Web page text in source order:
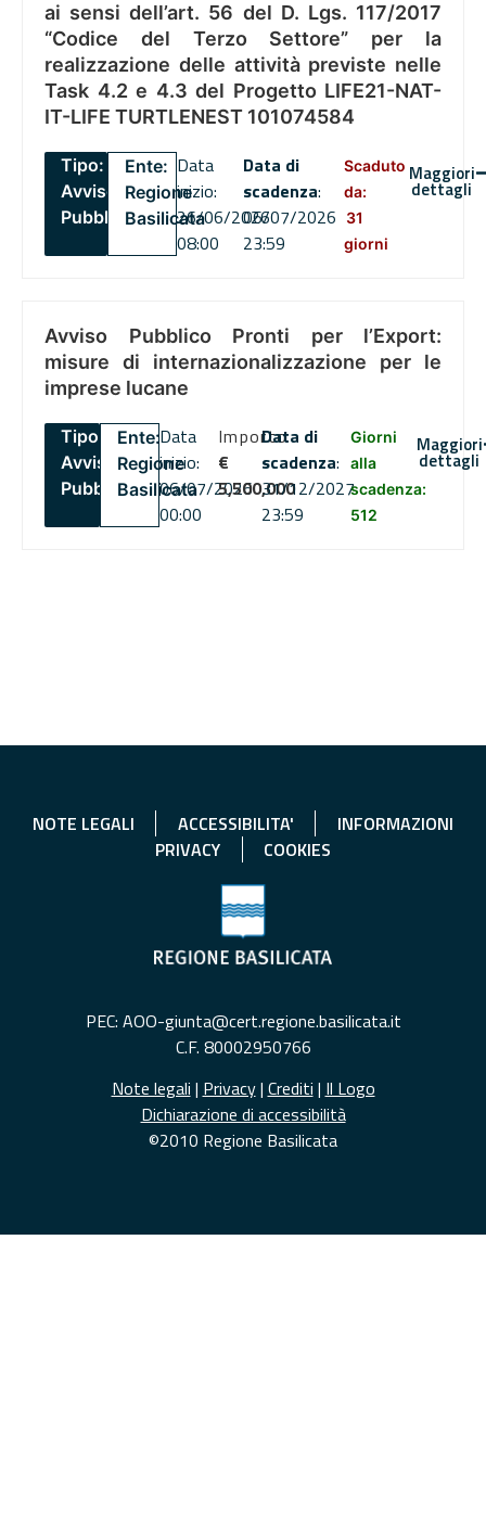
ai sensi dell’art. 56 del D. Lgs. 117/2017
“Codice del Terzo Settore” per la
realizzazione delle attività previste nelle
Task 4.2 e 4.3 del Progetto LIFE21-NAT-
IT-LIFE TURTLENEST 101074584
Tipo:
Avviso
Pubblico
Ente:
Regione
Basilicata
Data
inizio:
26/06/2026
08:00
Data di
scadenza:
06/07/2026
23:59
Scaduto
da:
31
giorni
Maggiori
dettagli
Avviso Pubblico Pronti per l’Export:
misure di internazionalizzazione per le
imprese lucane
Tipo:
Avviso
Pubblico
Ente:
Regione
Basilicata
Data
inizio:
06/07/2026
00:00
Importo
€
5,500,000
Data di
scadenza:
31/12/2027
23:59
Giorni
alla
scadenza:
512
Maggiori
dettagli
NOTE LEGALI ACCESSIBILITA'
INFORMAZIONI
PRIVACY
COOKIES
PEC: AOO-giunta@cert.regione.basilicata.it
C.F. 80002950766
Note legali | Privacy| Crediti | Il Logo
Dichiarazione di accessibilità
©2010 Regione Basilicata